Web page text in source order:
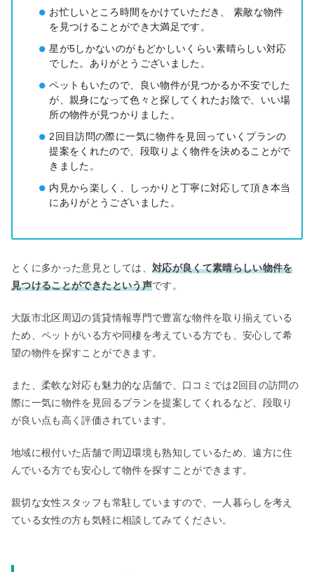
お忙しいところ時間をかけていただき、 素敵な物件
を見つけることができ大満足です。
星が5しかないのがもどかしいくらい素晴らしい対応
でした。ありがとうございました。
ペットもいたので、良い物件が見つかるか不安でした
が、親身になって色々と探してくれたお陰で、いい場
所の物件が見つかりました。
2回目訪問の際に一気に物件を見回っていくプランの
提案をくれたので、段取りよく物件を決めることがで
きました。
内見から楽しく、しっかりと丁寧に対応して頂き本当
にありがとうございました。
とくに多かった意見としては、 対応が良くて素晴らしい物件を
見つけることができたという声です。
大阪市北区周辺の賃貸情報専門で豊富な物件を取り揃えている
ため、ペットがいる方や同棲を考えている方でも、安心して希
望の物件を探すことができます。
また、柔軟な対応も魅力的な店舗で、口コミでは2回目の訪問の
際に一気に物件を見回るプランを提案してくれるなど、段取り
が良い点も高く評価されています。
地域に根付いた店舗で周辺環境も熟知しているため、遠方に住
んでいる方でも安心して物件を探すことができます。
親切な女性スタッフも常駐していますので、一人暮らしを考え
ている女性の方も気軽に相談してみてください。